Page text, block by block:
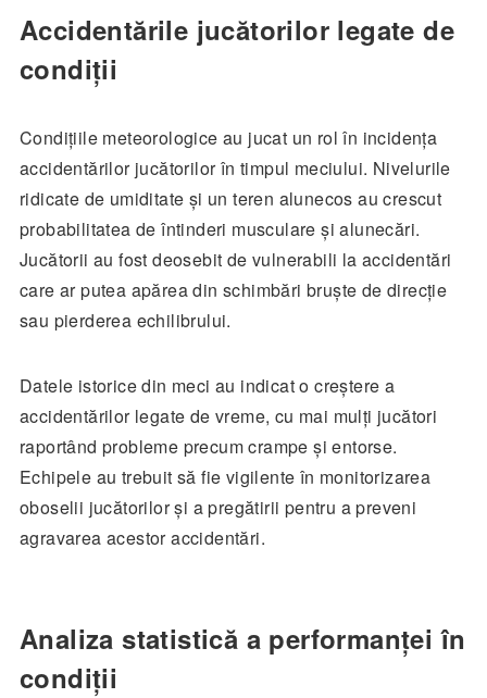
Accidentările jucătorilor legate de
condiții
Condițiile meteorologice au jucat un rol în incidența
accidentărilor jucătorilor în timpul meciului. Nivelurile
ridicate de umiditate și un teren alunecos au crescut
probabilitatea de întinderi musculare și alunecări.
Jucătorii au fost deosebit de vulnerabili la accidentări
care ar putea apărea din schimbări bruște de direcție
sau pierderea echilibrului.
Datele istorice din meci au indicat o creștere a
accidentărilor legate de vreme, cu mai mulți jucători
raportând probleme precum crampe și entorse.
Echipele au trebuit să fie vigilente în monitorizarea
oboselii jucătorilor și a pregătirii pentru a preveni
agravarea acestor accidentări.
Analiza statistică a performanței în
condiții